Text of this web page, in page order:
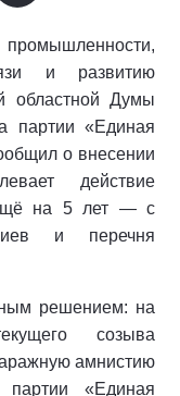
и развитию
областной Думы
партии «Единая
о внесении
действие
ещё на 5 лет — с
и перечня
решением: на
созыва
амнистию
«Единая